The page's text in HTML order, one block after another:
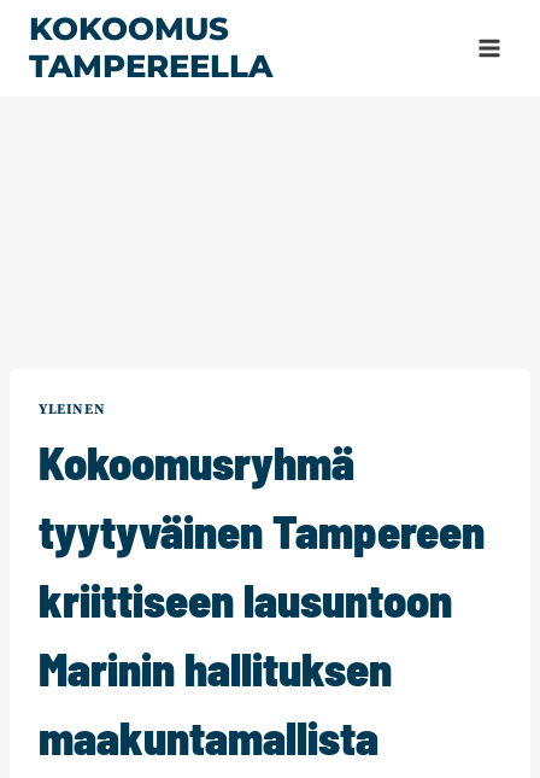
Siirry
sisältöön
KOKOOMUS
TAMPEREELLA
YLEINEN
Kokoomusryhmä
tyytyväinen Tampereen
kriittiseen lausuntoon
Marinin hallituksen
maakuntamallista